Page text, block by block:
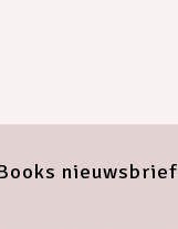
nieuwsbrief